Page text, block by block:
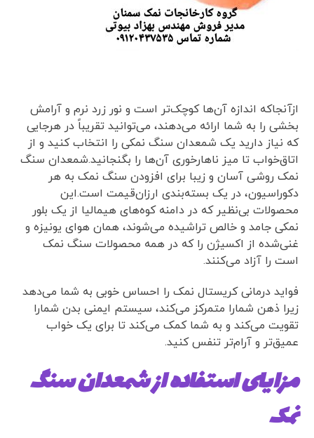
ازآنجاکه اندازه آن‌ها کوچک‌تر است و نور زرد نرم و آرامش
بخشی را به شما ارائه می‌دهند، می‌توانید تقریباً در هرجایی
که نیاز دارید یک شمعدان سنگ نمکی را انتخاب کنید و از
اتاق‌خواب تا میز ناهارخوری آن‌ها را بگنجانید.شمعدان سنگ
نمک روشی آسان و زیبا برای افزودن سنگ نمک به هر
دکوراسیون، در یک بسته‌بندی ارزان‌قیمت است.این
محصولات بی‌نظیر که در دامنه کوه‌های هیمالیا از یک بلور
نمکی جامد و خالص تراشیده می‌شوند، همان هوای یونیزه و
غنی‌شده از اکسیژن را که در همه محصولات سنگ نمک
است را آزاد می‌کنند.
فواید درمانی کریستال نمک را احساس خوبی به شما می‌دهد
زیرا ذهن شمارا متمرکز می‌کند، سیستم ایمنی بدن شمارا
تقویت می‌کند و به شما کمک می‌کند تا برای یک خواب
عمیق‌تر و آرام‌تر تنفس کنید.
مزایای استفاده از شمعدان سنگ
نمک